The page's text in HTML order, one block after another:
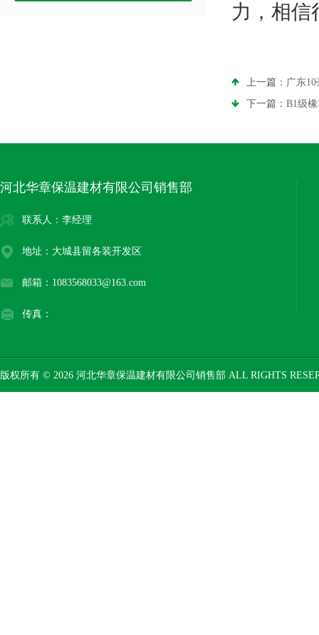
力，相信
上一篇： 广东
下一篇： B1级
河北华章保温建材有限公司销售部
联系人：李经理
地址：大城县留各装开发区
邮箱：1083568033@163.com
传真：
版权所有 © 2026 河北华章保温建材有限公司销售部 ALL RIGHTS